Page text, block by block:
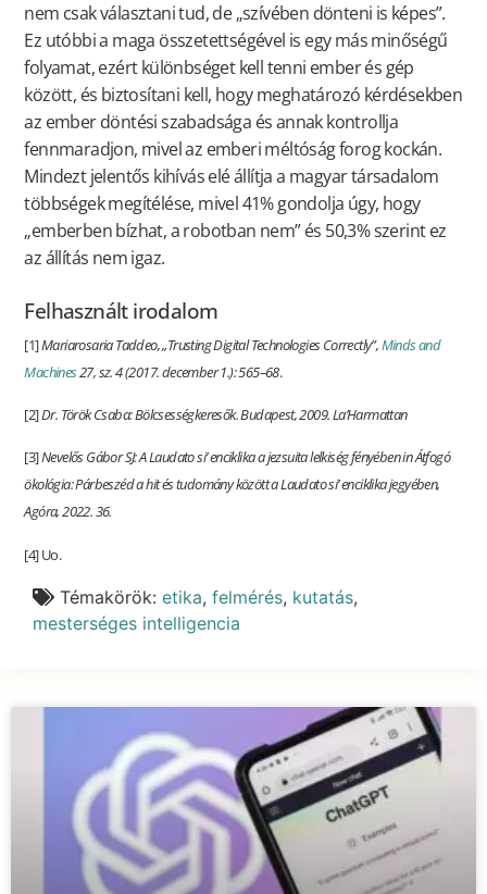
nem csak választani tud, de „szívében dönteni is képes”.
Ez utóbbi a maga összetettségével is egy más minőségű
folyamat, ezért különbséget kell tenni ember és gép
között, és biztosítani kell, hogy meghatározó kérdésekben
az ember döntési szabadsága és annak kontrollja
fennmaradjon, mivel az emberi méltóság forog kockán.
Mindezt jelentős kihívás elé állítja a magyar társadalom
többségek megítélése, mivel 41% gondolja úgy, hogy
„emberben bízhat, a robotban nem” és 50,3% szerint ez
az állítás nem igaz.
Felhasznált irodalom
[1]Mariarosaria Taddeo, „Trusting Digital Technologies Correctly”,Minds and
Machines27, sz. 4 (2017. december 1.): 565–68.
[2]Dr. Török Csaba: Bölcsességkeresők. Budapest, 2009. La’Harmattan
[3]Nevelős Gábor SJ: A Laudato si’ enciklika a jezsuita lelkiség fényében in Átfogó
ökológia: Párbeszéd a hit és tudomány között a Laudato si’ enciklika jegyében,
Agóra, 2022. 36.
[4] Uo.
Témakörök: etika, felmérés, kutatás,
mesterséges intelligencia